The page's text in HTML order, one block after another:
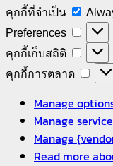
คุกกี้ที่จำเป็น
คุกกี้
ที่
จำเป็น
Preferences
คุกกี้เก็บสถิติ
คุกกี้
เก็บ
สถิติ
คุกกี้การตลาด
คุกกี้
การ
ตลา
Manage
Manage
Manage
Read more